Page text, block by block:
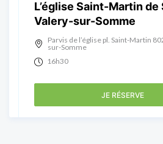
L’église Saint-Martin de
Valery-sur-Somme
Parvis de l’église pl. Saint-Martin
sur-Somme
16h30
JE RÉSERVE